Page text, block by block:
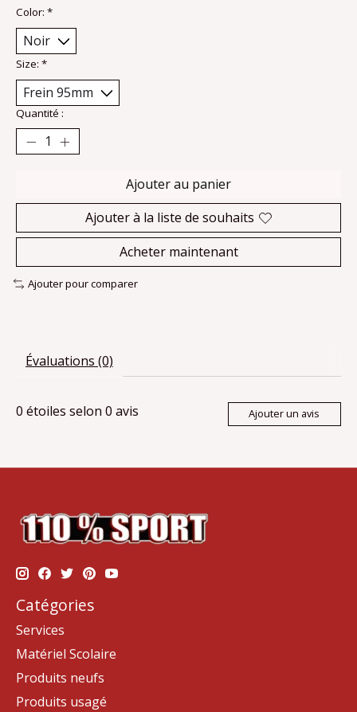
Color: *
Size: *
Quantité :
Ajouter au panier
Ajouter à la liste de souhaits
Acheter maintenant
Ajouter pour comparer
Évaluations (0)
0 étoiles selon 0 avis Ajouter un avis
Catégories
Services
Matériel Scolaire
Produits neufs
Produits usagé